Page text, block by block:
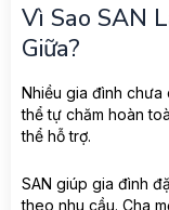
Vì Sao SAN
Giữa?
Nhiều gia đình
thể tự chăm hoàn
thể hỗ trợ.
SAN giúp gia đình
theo nhu cầu. Cha